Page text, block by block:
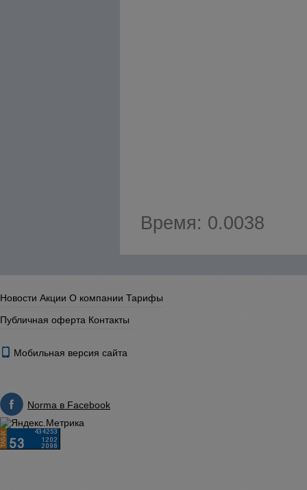
Время: 0.0038
Новости Акции О компании Тарифы
Публичная оферта Контакты
Мобильная версия сайта
Norma в Facebook